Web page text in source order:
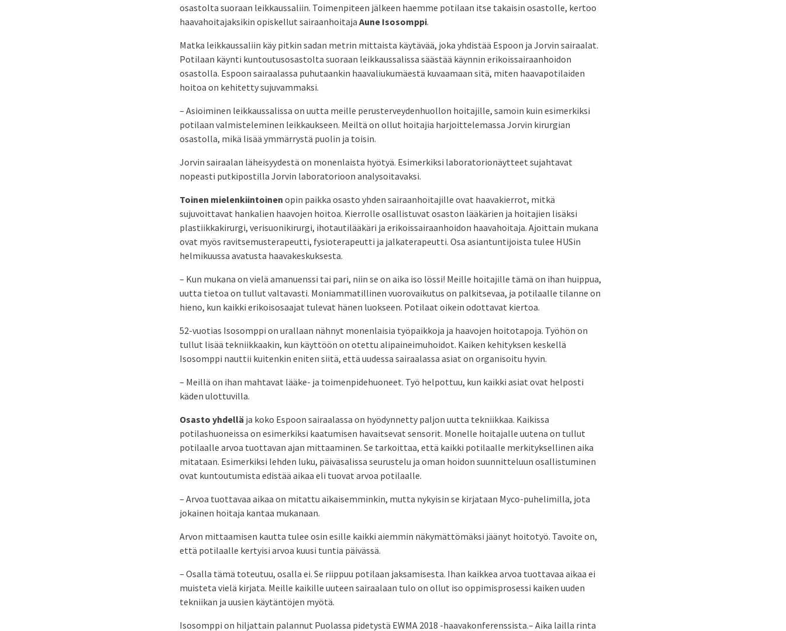
osastolta suoraan leikkaussaliin. Toimenpiteen jälkeen haemme potilaan itse takaisin osastolle, kertoo
haavahoitajaksikin opiskellut sairaanhoitaja Aune Isosomppi.
Matka leikkaussaliin käy pitkin sadan metrin mittaista käytävää, joka yhdistää Espoon ja Jorvin sairaalat.
Potilaan käynti kuntoutusosastolta suoraan leikkaussalissa säästää käynnin erikoissairaanhoidon
osastolla. Espoon sairaalassa puhutaankin haavaliukumäestä kuvaamaan sitä, miten haavapotilaiden
hoitoa on kehitetty sujuvammaksi.
– Asioiminen leikkaussalissa on uutta meille perusterveydenhuollon hoitajille, samoin kuin esimerkiksi
potilaan valmisteleminen leikkaukseen. Meiltä on ollut hoitajia harjoittelemassa Jorvin kirurgian
osastolla, mikä lisää ymmärrystä puolin ja toisin.
Jorvin sairaalan läheisyydestä on monenlaista hyötyä. Esimerkiksi laboratorionäytteet sujahtavat
nopeasti putkipostilla Jorvin laboratorioon analysoitavaksi.
Toinen mielenkiintoinen opin paikka osasto yhden sairaanhoitajille ovat haavakierrot, mitkä
sujuvoittavat hankalien haavojen hoitoa. Kierrolle osallistuvat osaston lääkärien ja hoitajien lisäksi
plastiikkakirurgi, verisuonikirurgi, ihotautilääkäri ja erikoissairaanhoidon haavahoitaja. Ajoittain mukana
ovat myös ravitsemusterapeutti, fysioterapeutti ja jalkaterapeutti. Osa asiantuntijoista tulee HUSin
helmikuussa avatusta haavakeskuksesta.
– Kun mukana on vielä amanuenssi tai pari, niin se on aika iso lössi! Meille hoitajille tämä on ihan huippua,
uutta tietoa on tullut valtavasti. Moniammatillinen vuorovaikutus on palkitsevaa, ja potilaalle tilanne on
hieno, kun kaikki erikoisosaajat tulevat hänen luokseen. Potilaat oikein odottavat kiertoa.
52-vuotias Isosomppi on urallaan nähnyt monenlaisia työpaikkoja ja haavojen hoitotapoja. Työhön on
tullut lisää tekniikkaakin, kun käyttöön on otettu alipaineimuhoidot. Kaiken kehityksen keskellä
Isosomppi nauttii kuitenkin eniten siitä, että uudessa sairaalassa asiat on organisoitu hyvin.
– Meillä on ihan mahtavat lääke- ja toimenpidehuoneet. Työ helpottuu, kun kaikki asiat ovat helposti
käden ulottuvilla.
Osasto yhdellä ja koko Espoon sairaalassa on hyödynnetty paljon uutta tekniikkaa. Kaikissa
potilashuoneissa on esimerkiksi kaatumisen havaitsevat sensorit. Monelle hoitajalle uutena on tullut
potilaalle arvoa tuottavan ajan mittaaminen. Se tarkoittaa, että kaikki potilaalle merkityksellinen aika
mitataan. Esimerkiksi lehden luku, päiväsalissa seurustelu ja oman hoidon suunnitteluun osallistuminen
ovat kuntoutumista edistää aikaa eli tuovat arvoa potilaalle.
– Arvoa tuottavaa aikaa on mitattu aikaisemminkin, mutta nykyisin se kirjataan Myco-puhelimilla, jota
jokainen hoitaja kantaa mukanaan.
Arvon mittaamisen kautta tulee osin esille kaikki aiemmin näkymättömäksi jäänyt hoitotyö. Tavoite on,
että potilaalle kertyisi arvoa kuusi tuntia päivässä.
– Osalla tämä toteutuu, osalla ei. Se riippuu potilaan jaksamisesta. Ihan kaikkea arvoa tuottavaa aikaa ei
muisteta vielä kirjata. Meille kaikille uuteen sairaalaan tulo on ollut iso oppimisprosessi kaiken uuden
tekniikan ja uusien käytäntöjen myötä.
Isosomppi on hiljattain palannut Puolassa pidetystä EWMA 2018 -haavakonferenssista.– Aika lailla rinta